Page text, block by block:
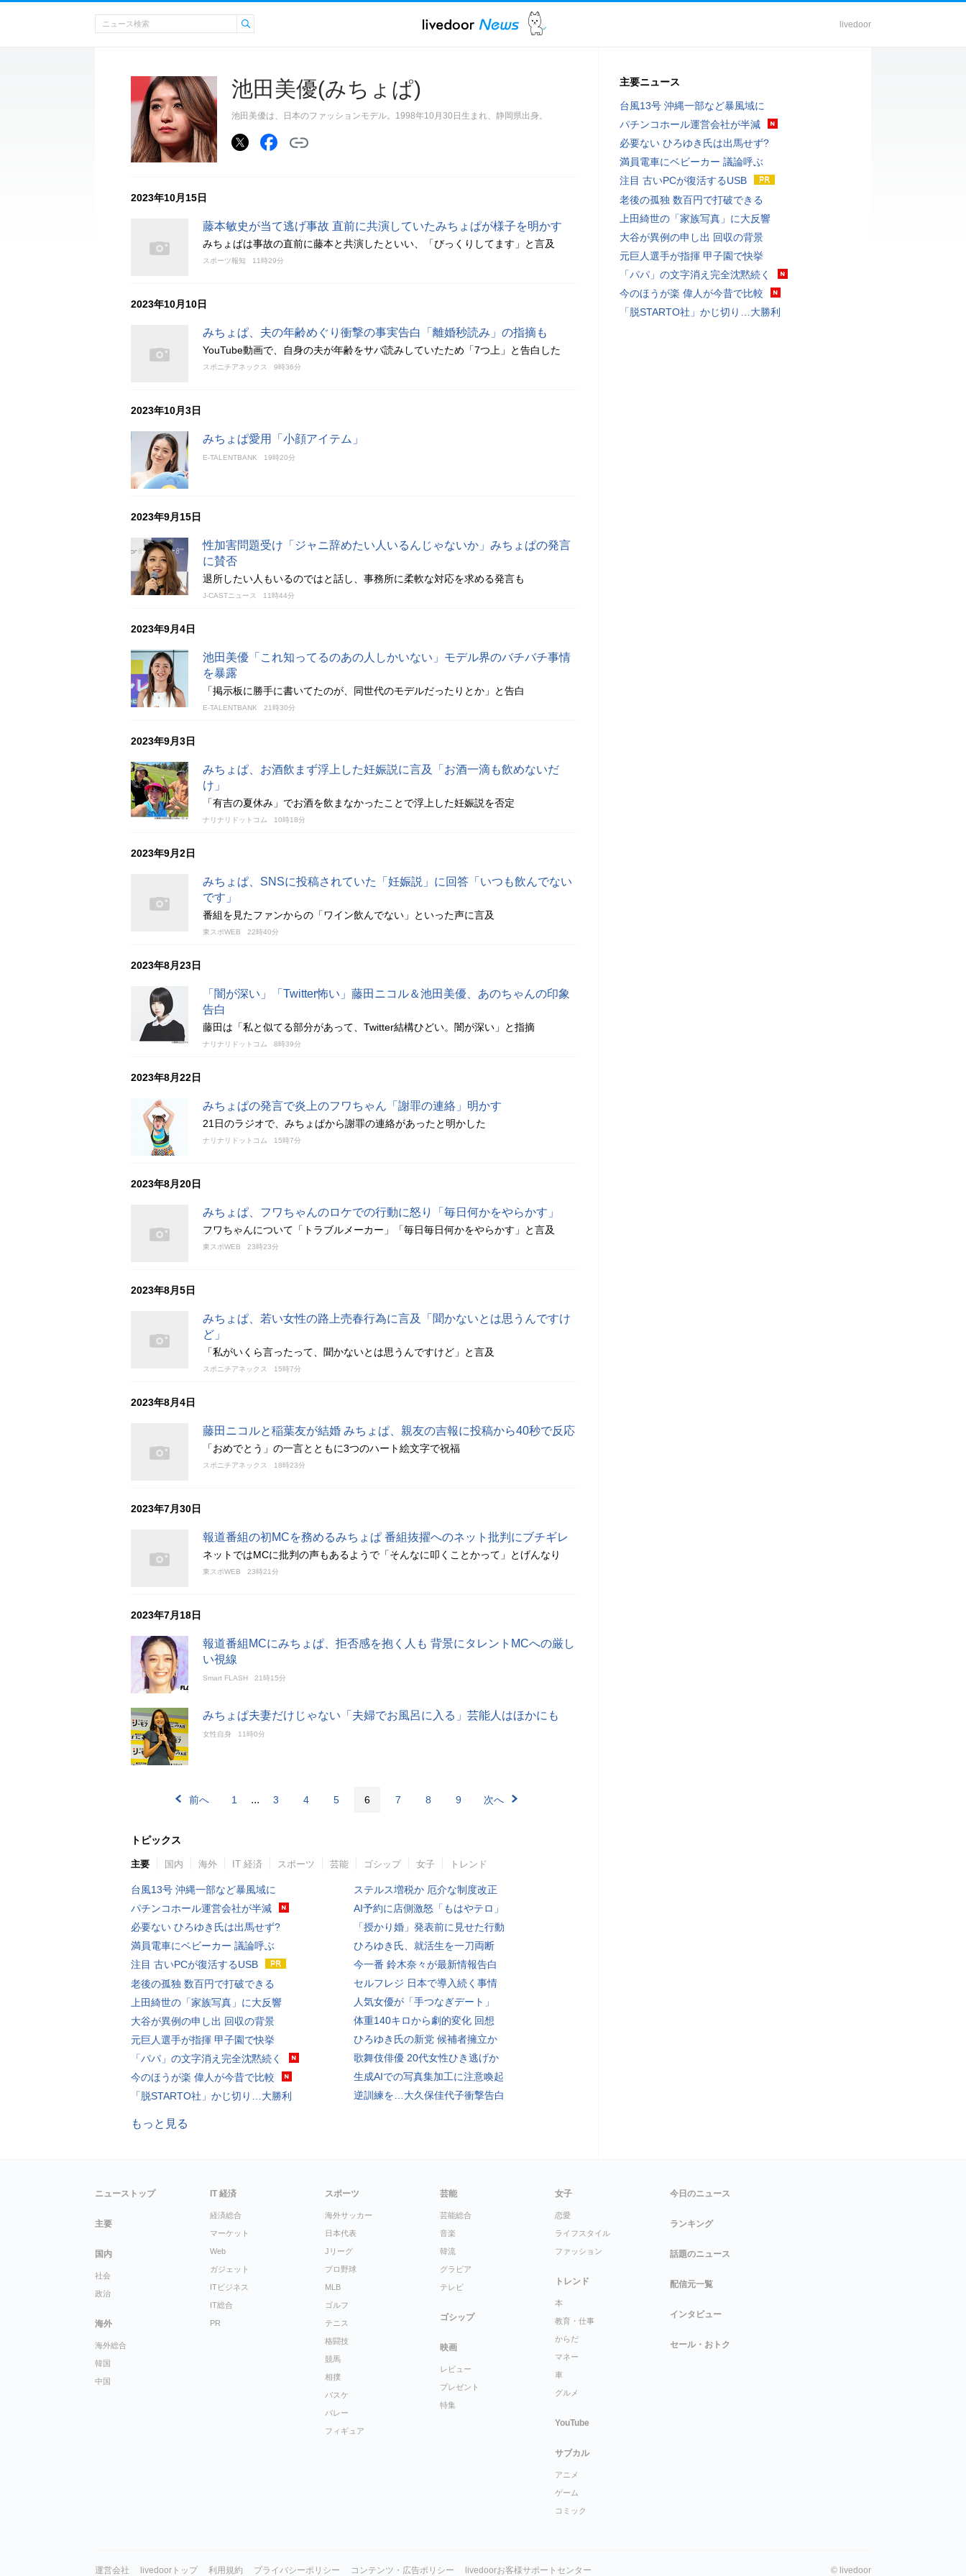
livedoor
池田美優(みちょぱ)
池田美優は、日本のファッションモデル。1998年10月30日生まれ、静岡県出身。
2023年10月15日
藤本敏史が当て逃げ事故 直前に共演していたみちょぱが様子を明かす
みちょぱは事故の直前に藤本と共演したといい、「びっくりしてます」と言及
スポーツ報知 11時29分
2023年10月10日
みちょぱ、夫の年齢めぐり衝撃の事実告白「離婚秒読み」の指摘も
YouTube動画で、自身の夫が年齢をサバ読みしていたため「7つ上」と告白した
スポニチアネックス 9時36分
2023年10月3日
みちょぱ愛用「小顔アイテム」
E-TALENTBANK 19時20分
2023年9月15日
性加害問題受け「ジャニ辞めたい人いるんじゃないか」みちょぱの発言
に賛否
退所したい人もいるのではと話し、事務所に柔軟な対応を求める発言も
J-CASTニュース 11時44分
2023年9月4日
池田美優「これ知ってるのあの人しかいない」モデル界のバチバチ事情
を暴露
「掲示板に勝手に書いてたのが、同世代のモデルだったりとか」と告白
E-TALENTBANK 21時30分
2023年9月3日
みちょぱ、お酒飲まず浮上した妊娠説に言及「お酒一滴も飲めないだ
け」
「有吉の夏休み」でお酒を飲まなかったことで浮上した妊娠説を否定
ナリナリドットコム 10時18分
2023年9月2日
みちょぱ、SNSに投稿されていた「妊娠説」に回答「いつも飲んでない
です」
番組を見たファンからの「ワイン飲んでない」といった声に言及
東スポWEB 22時40分
2023年8月23日
「闇が深い」「Twitter怖い」藤田ニコル＆池田美優、あのちゃんの印象
告白
藤田は「私と似てる部分があって、Twitter結構ひどい。闇が深い」と指摘
ナリナリドットコム 8時39分
2023年8月22日
みちょぱの発言で炎上のフワちゃん「謝罪の連絡」明かす
21日のラジオで、みちょぱから謝罪の連絡があったと明かした
ナリナリドットコム 15時7分
2023年8月20日
みちょぱ、フワちゃんのロケでの行動に怒り「毎日何かをやらかす」
フワちゃんについて「トラブルメーカー」「毎日毎日何かをやらかす」と言及
東スポWEB 23時23分
2023年8月5日
みちょぱ、若い女性の路上売春行為に言及「聞かないとは思うんですけ
ど」
「私がいくら言ったって、聞かないとは思うんですけど」と言及
スポニチアネックス 15時7分
2023年8月4日
藤田ニコルと稲葉友が結婚 みちょぱ、親友の吉報に投稿から40秒で反応
「おめでとう」の一言とともに3つのハート絵文字で祝福
スポニチアネックス 18時23分
2023年7月30日
報道番組の初MCを務めるみちょぱ 番組抜擢へのネット批判にブチギレ
ネットではMCに批判の声もあるようで「そんなに叩くことかって」とげんなり
東スポWEB 23時21分
2023年7月18日
報道番組MCにみちょぱ、拒否感を抱く人も 背景にタレントMCへの厳し
い視線
Smart FLASH 21時15分
みちょぱ夫妻だけじゃない「夫婦でお風呂に入る」芸能人はほかにも
女性自身 11時0分
前へ 1 ... 3 4 5 6 7 8 9 次へ
トピックス
主要 国内 海外 IT 経済 スポーツ 芸能 ゴシップ 女子 トレンド
台風13号 沖縄一部など暴風域に
パチンコホール運営会社が半減
必要ない ひろゆき氏は出馬せず?
満員電車にベビーカー 議論呼ぶ
注目 古いPCが復活するUSB
老後の孤独 数百円で打破できる
上田綺世の「家族写真」に大反響
大谷が異例の申し出 回収の背景
元巨人選手が指揮 甲子園で快挙
「パパ」の文字消え完全沈黙続く
今のほうが楽 偉人が今昔で比較
「脱STARTO社」かじ切り…大勝利
ステルス増税か 厄介な制度改正
AI予約に店側激怒「もはやテロ」
「授かり婚」発表前に見せた行動
ひろゆき氏、就活生を一刀両断
今一番 鈴木奈々が最新情報告白
セルフレジ 日本で導入続く事情
人気女優が「手つなぎデート」
体重140キロから劇的変化 回想
ひろゆき氏の新党 候補者擁立か
歌舞伎俳優 20代女性ひき逃げか
生成AIでの写真集加工に注意喚起
逆訓練を…大久保佳代子衝撃告白
もっと見る
主要ニュース
台風13号 沖縄一部など暴風域に
パチンコホール運営会社が半減
必要ない ひろゆき氏は出馬せず?
満員電車にベビーカー 議論呼ぶ
注目 古いPCが復活するUSB
老後の孤独 数百円で打破できる
上田綺世の「家族写真」に大反響
大谷が異例の申し出 回収の背景
元巨人選手が指揮 甲子園で快挙
「パパ」の文字消え完全沈黙続く
今のほうが楽 偉人が今昔で比較
「脱STARTO社」かじ切り…大勝利
ニューストップ
主要
国内
社会
政治
海外
海外総合
韓国
中国
IT 経済
経済総合
マーケット
Web
ガジェット
ITビジネス
IT総合
PR
スポーツ
海外サッカー
日本代表
Jリーグ
プロ野球
MLB
ゴルフ
テニス
格闘技
競馬
相撲
バスケ
バレー
フィギュア
芸能
芸能総合
音楽
韓流
グラビア
テレビ
ゴシップ
映画
レビュー
プレゼント
特集
女子
恋愛
ライフスタイル
ファッション
トレンド
本
教育・仕事
からだ
マネー
車
グルメ
YouTube
サブカル
アニメ
ゲーム
コミック
今日のニュース
ランキング
話題のニュース
配信元一覧
インタビュー
セール・おトク
運営会社 livedoorトップ 利用規約 プライバシーポリシー コンテンツ・広告ポリシー livedoorお客様サポートセンター © livedoor